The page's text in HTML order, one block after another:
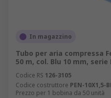
In magazzino
Tubo per aria compressa
50 m, col. Blu 10 mm, serie
Codice RS 126-3105
Codice costruttore PEN-10X1,5-
Prezzo per 1 bobina da 50 unità